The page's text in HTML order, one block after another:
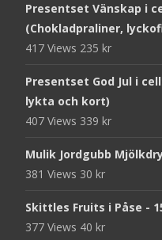
Presentset Vänskap i
(Chokladpraliner,
417 Views 235 kr
Presentset God Jul i
lykta och kort)
407 Views 339 kr
Mulik Jordgubb
381 Views 30 kr
Skittles Fruits i Påse -
377 Views 40 kr